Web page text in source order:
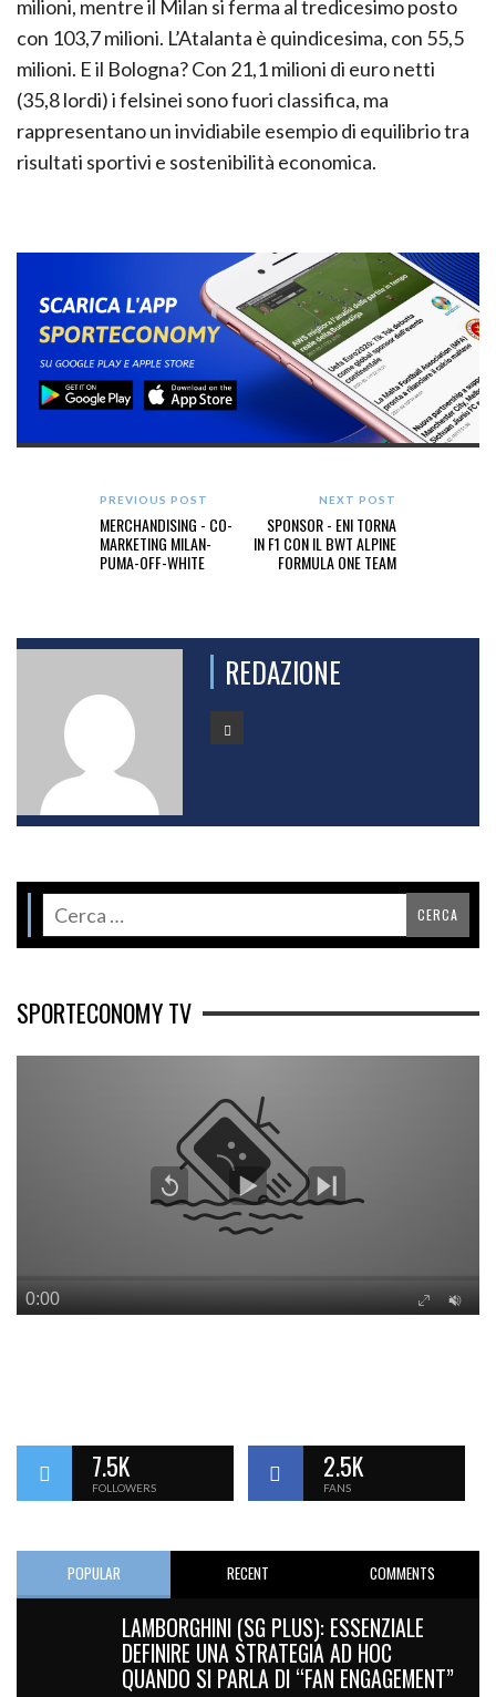
milioni, mentre il Milan si ferma al tredicesimo posto
con 103,7 milioni. L’Atalanta è quindicesima, con 55,5
milioni. E il Bologna? Con 21,1 milioni di euro netti
(35,8 lordi) i felsinei sono fuori classifica, ma
rappresentano un invidiabile esempio di equilibrio tra
risultati sportivi e sostenibilità economica.
PREVIOUS POST
MERCHANDISING - CO-
MARKETING MILAN-
PUMA-OFF-WHITE
NEXT POST
SPONSOR - ENI TORNA
IN F1 CON IL BWT ALPINE
FORMULA ONE TEAM
REDAZIONE
SPORTECONOMY TV
7.5K
FOLLOWERS
2.5K
FANS
POPULAR RECENT COMMENTS
LAMBORGHINI (SG PLUS): ESSENZIALE
DEFINIRE UNA STRATEGIA AD HOC
QUANDO SI PARLA DI “FAN ENGAGEMENT”